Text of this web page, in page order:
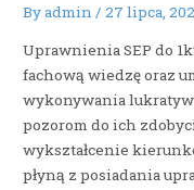
Byadmin/27 lipca,
Uprawnienia SEP do
fachową wiedzę oraz
wykonywania
pozorom do ich
wykształcenie
płyną z posiadania